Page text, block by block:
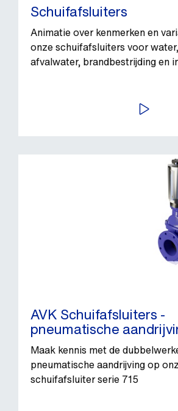
Schuifafsluiters
Animatie over kenmerken en
onze schuifafsluiters voor
afvalwater, brandbestrijding en
BEKIJK
AVK Schuifafsluiters -
pneumatische
Maak kennis met de
pneumatische aandrijving op
schuifafsluiter serie 715